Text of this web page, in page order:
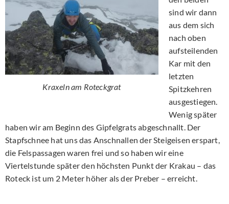
Kraxeln am Roteckgrat
sind wir dann
aus dem sich
nach oben
aufsteilenden
Kar mit den
letzten
Spitzkehren
ausgestiegen.
Wenig später
haben wir am Beginn des Gipfelgrats abgeschnallt. Der
Stapfschnee hat uns das Anschnallen der Steigeisen erspart,
die Felspassagen waren frei und so haben wir eine
Viertelstunde später den höchsten Punkt der Krakau – das
Roteck ist um 2 Meter höher als der Preber – erreicht.